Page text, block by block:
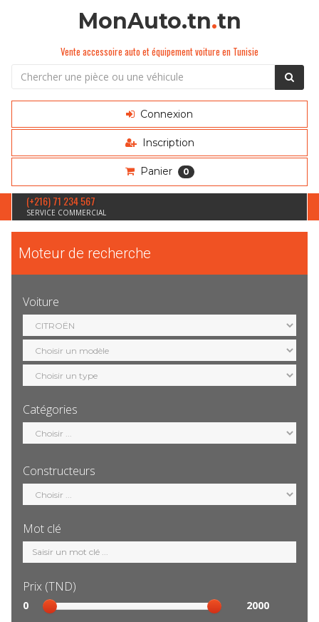
MonAuto.tn.tn
Vente accessoire auto et équipement voiture en Tunisie
Connexion
Inscription
Panier 0
(+216) 71 234 567
SERVICE COMMERCIAL
Moteur de recherche
Voiture
Sélection
marque
Sélection
modèle
Sélection
motorisation
Catégories
Sélection
catégorie
Constructeurs
Sélection
constructeur
Mot clé
Mot
clé
Prix (TND)
Sélection
prix
0 2000